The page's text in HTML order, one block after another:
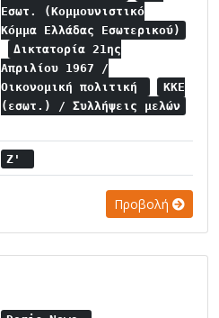
Εσωτ. (Κομμουνιστικό
Κόμμα Ελλάδας Εσωτερικού)
Δικτατορία 21ης
Απριλίου 1967 /
Οικονομική πολιτική
ΚΚΕ
(εσωτ.) / Συλλήψεις μελών
Ζ'
Προβολή